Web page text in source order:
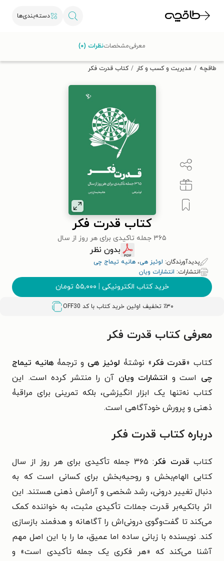
دسته‌بندی‌ها
تخفیف از طاقچه دریافت کن.
طاقچه مدیریت و کسب و کار کتاب قدرت فکر
کتاب قدرت فکر
۳۶۵ جمله تاکیدی برای هر روز از سال
بدون نظر
پدیدآورندگان: لوئیز هی، هانیه تیماج چی
انتشارات: انتشارات ویان
خرید کتاب الکترونیکی | ۵۵,۰۰۰ تومان
٪۳۰ تخفیف اولین خرید کتاب با کد OFF30
معرفیمشخصاتنظرات (۰)
معرفی کتاب قدرت فکر
کتاب «قدرت فکر» نوشتۀ لوئیز هی و ترجمۀ هانیه تیماج
چی است و انتشارات ویان آن را منتشر کرده است. این
کتاب نه‌تنها یک ابزار انگیزشی، بلکه تمرینی برای مراقبۀ
ذهنی و پرورش خودآگاهی است.
درباره کتاب قدرت فکر
کتاب قدرت فکر
: ۳۶۵ جمله تأکیدی برای هر روز از سال
کتابی الهام‌بخش و روحیه‌بخش برای کسانی است که به
دنبال تغییر درونی، رشد شخصی و آرامش ذهنی هستند. این
اثر باتکیه‌بر قدرت جملات تأکیدی مثبت، به خواننده کمک
می‌کند تا گفت‌وگوی درونی‌اش را آگاهانه و هدفمند بازسازی
کند. نویسنده با زبانی ساده اما عمیق، ما را با این اصل مهم
آشنا می‌کند که «هر فکری یک جمله تأکیدی است» و